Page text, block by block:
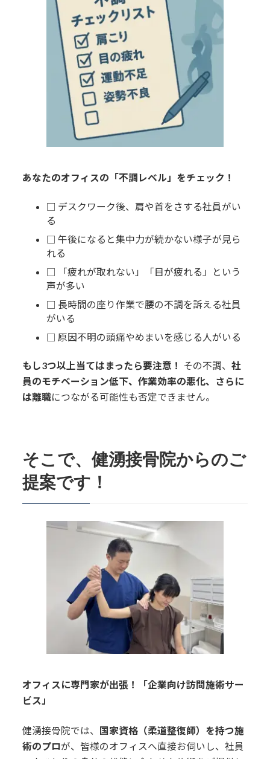
4.企業が抱える“見えない健康リスク”と
は？
オフィスでの不調、見過ごしていませ
んか？
料金と導入について
6.1.▪️料金例（目安）
8.
8.1.
8.2. 🎁特典付き！
あなたのオフィスの「不調レベル」をチェック！
□ デスクワーク後、肩や首をさする社員がい
る
□ 午後になると集中力が続かない様子が見ら
れる
□ 「疲れが取れない」「目が疲れる」という
声が多い
□ 長時間の座り作業で腰の不調を訴える社員
がいる
□ 原因不明の頭痛やめまいを感じる人がいる
もし3つ以上当てはまったら要注意！ その不調、社
員のモチベーション低下、作業効率の悪化、さらに
は離職につながる可能性も否定できません。
そこで、健湧接骨院からのご
提案です！
オフィスに専門家が出張！「企業向け訪問施術サー
ビス」
健湧接骨院では、 国家資格（柔道整復師）を持つ施
術のプロが、皆様のオフィスへ直接お伺いし、社員